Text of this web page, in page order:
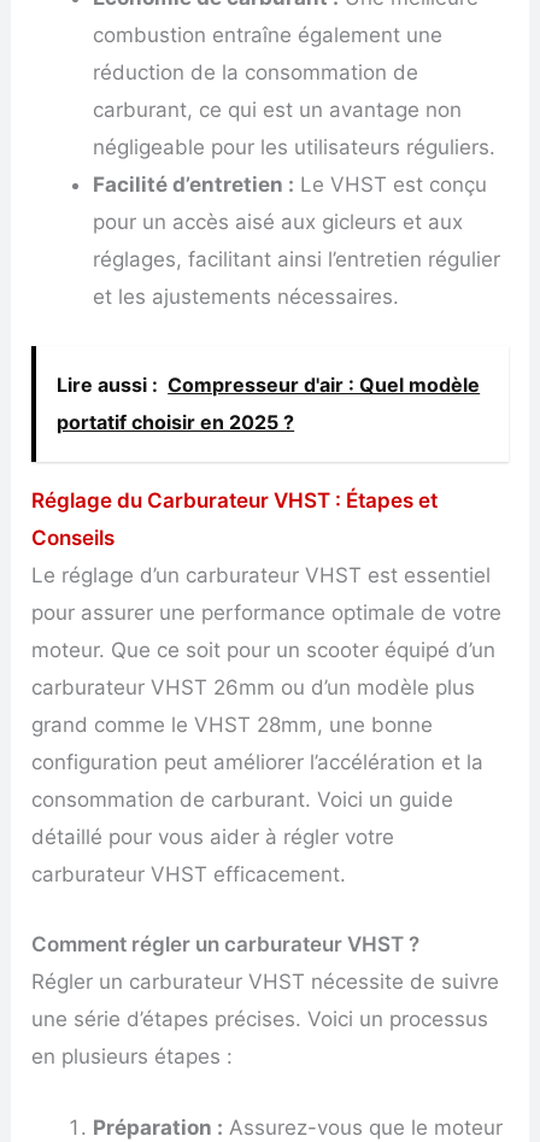
combustion entraîne également une
réduction de la consommation de
carburant, ce qui est un avantage non
négligeable pour les utilisateurs réguliers.
Facilité d’entretien : Le VHST est conçu
pour un accès aisé aux gicleurs et aux
réglages, facilitant ainsi l’entretien régulier
et les ajustements nécessaires.
Lire aussi : Compresseur d'air : Quel modèle
portatif choisir en 2025 ?
Réglage du Carburateur VHST : Étapes et
Conseils
Le réglage d’un carburateur VHST est essentiel
pour assurer une performance optimale de votre
moteur. Que ce soit pour un scooter équipé d’un
carburateur VHST 26mm ou d’un modèle plus
grand comme le VHST 28mm, une bonne
configuration peut améliorer l’accélération et la
consommation de carburant. Voici un guide
détaillé pour vous aider à régler votre
carburateur VHST efficacement.
Comment régler un carburateur VHST ?
Régler un carburateur VHST nécessite de suivre
une série d’étapes précises. Voici un processus
en plusieurs étapes :
Préparation : Assurez-vous que le moteur